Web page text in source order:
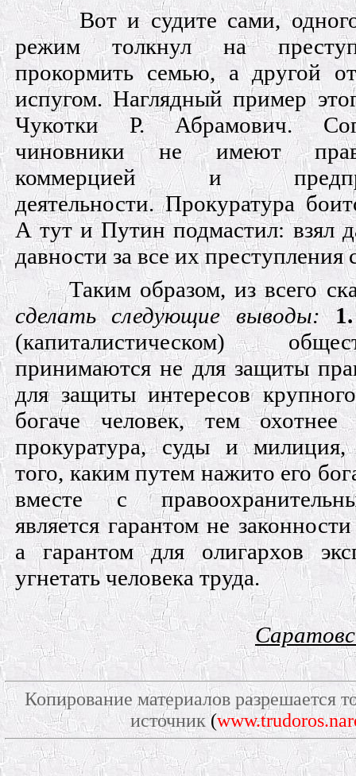
Вот и судите сами,
режим толкнул на
прокормить семью, а другой
испугом. Наглядный пример
Чукотки Р. Абрамович.
чиновники не имеют
коммерцией и
деятельности. Прокуратура
А тут и Путин подмастил: взял
давности за все их преступления
Таким образом, из всего
сделать следующие выводы:
(капиталистическом)
принимаются не для защиты
для защиты интересов
богаче человек, тем
прокуратура, суды и милиция,
того, каким путем нажито его
вместе с
является гарантом не
а гарантом для олигархов
угнетать человека труда.
Копирование материалов разрешается
источник(